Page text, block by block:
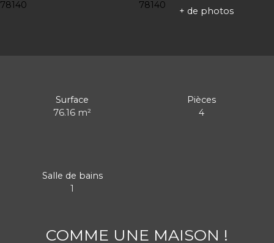
+ de photos
Surface
76.16 m²
Pièces
4
Salle de bains
1
COMME UNE MAISON !